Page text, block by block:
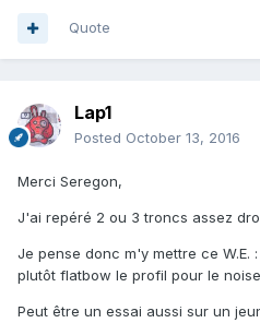
Quote
Lap1
Posted October 13, 2016
Merci Seregon,
J'ai repéré 2 ou 3 troncs assez
Je pense donc m'y mettre ce W.E.
plutôt flatbow le profil pour le
Peut être un essai aussi sur un